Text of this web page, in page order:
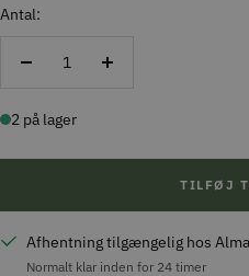
Antal:
Reducer
Forøg
2 på lager
TILFØJ
Afhentning tilgængelig hos
Normalt klar inden for 24 timer